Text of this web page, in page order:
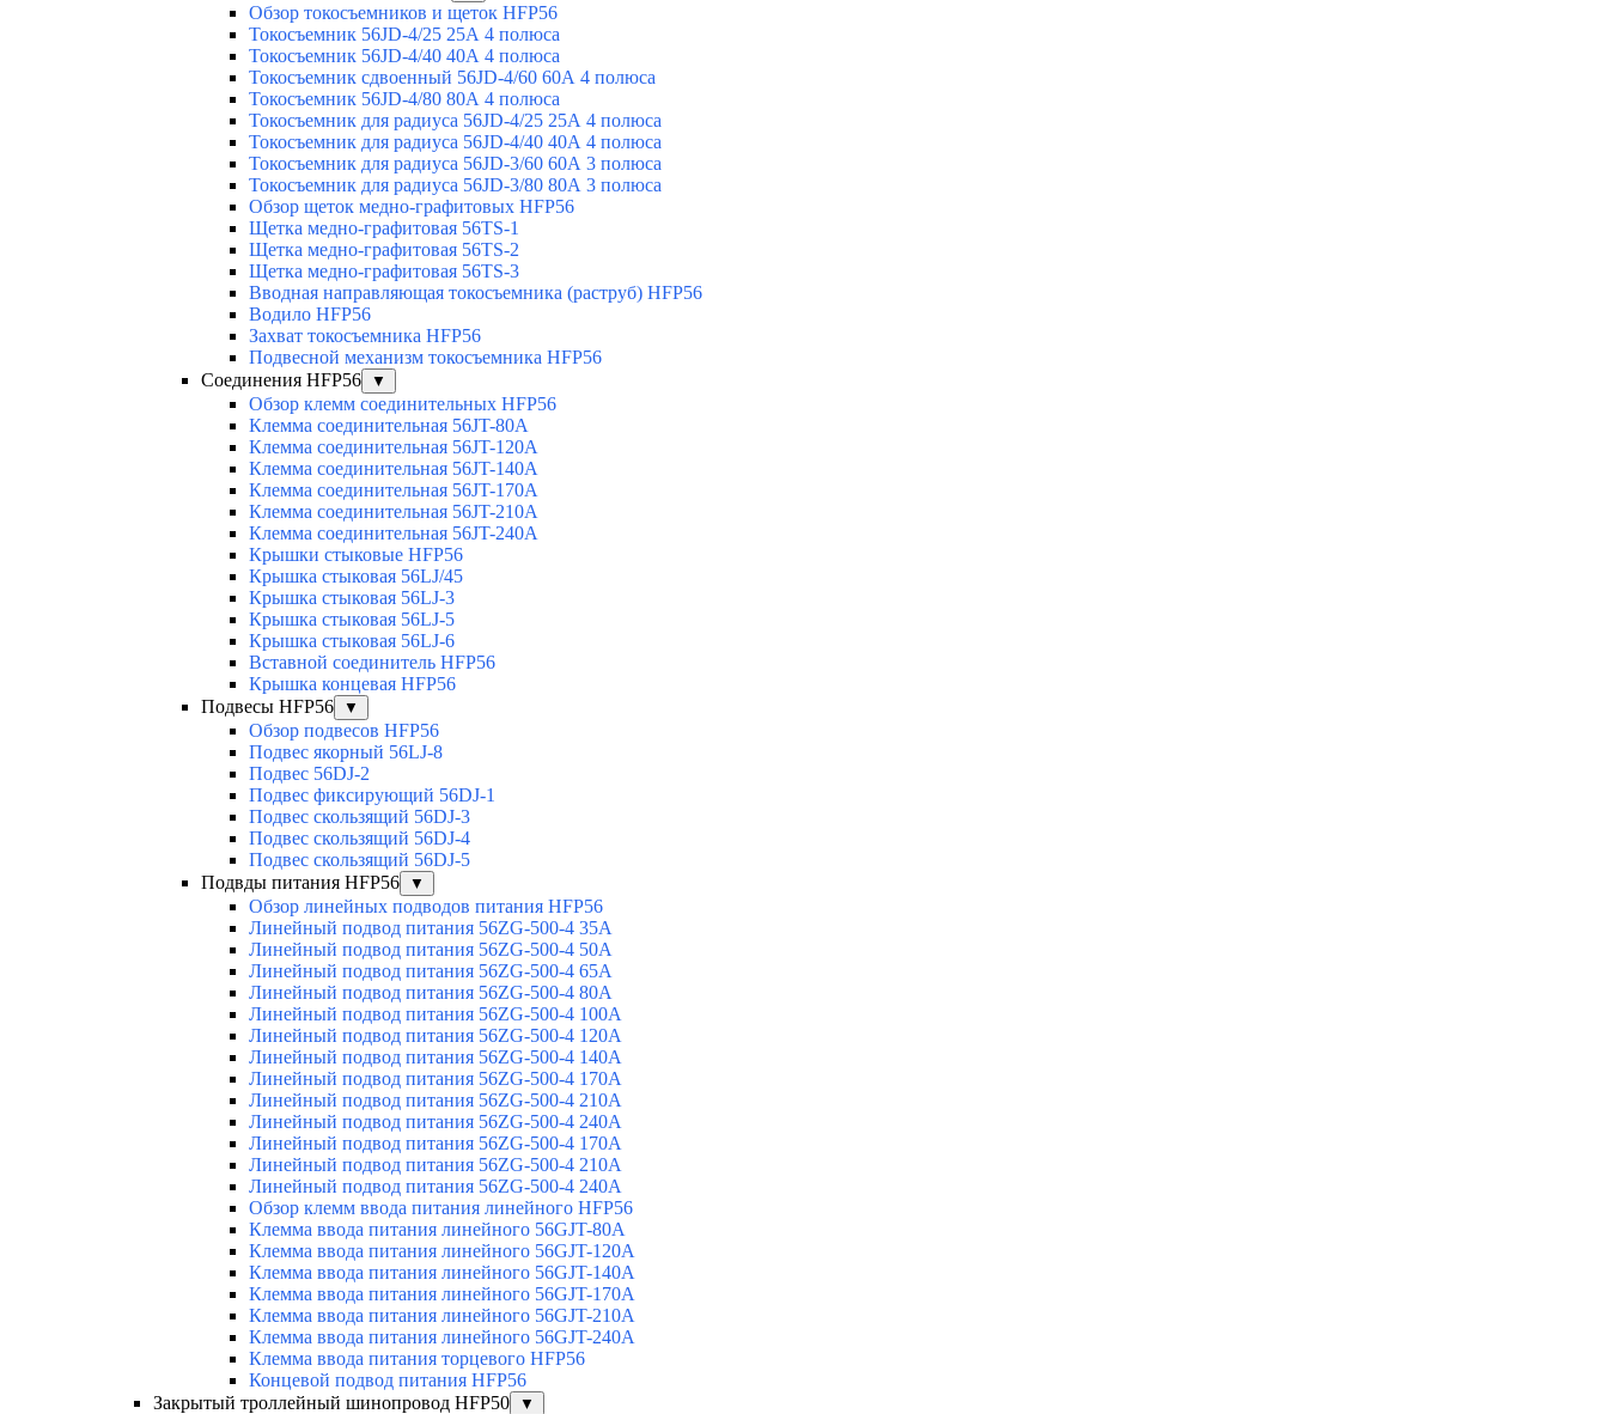
Обзор токосъемников и щеток HFP56
Токосъемник 56JD-4/25 25А 4 полюса
Токосъемник 56JD-4/40 40А 4 полюса
Токосъемник сдвоенный 56JD-4/60 60А 4 полюса
Токосъемник 56JD-4/80 80А 4 полюса
Токосъемник для радиуса 56JD-4/25 25А 4 полюса
Токосъемник для радиуса 56JD-4/40 40А 4 полюса
Токосъемник для радиуса 56JD-3/60 60А 3 полюса
Токосъемник для радиуса 56JD-3/80 80А 3 полюса
Обзор щеток медно-графитовых HFP56
Щетка медно-графитовая 56TS-1
Щетка медно-графитовая 56TS-2
Щетка медно-графитовая 56TS-3
Вводная направляющая токосъемника (раструб) HFP56
Водило HFP56
Захват токосъемника HFP56
Подвесной механизм токосъемника HFP56
Соединения HFP56
▼
Обзор клемм соединительных HFP56
Клемма соединительная 56JT-80A
Клемма соединительная 56JT-120A
Клемма соединительная 56JT-140A
Клемма соединительная 56JT-170A
Клемма соединительная 56JT-210A
Клемма соединительная 56JT-240A
Крышки стыковые HFP56
Крышка стыковая 56LJ/45
Крышка стыковая 56LJ-3
Крышка стыковая 56LJ-5
Крышка стыковая 56LJ-6
Вставной соединитель HFP56
Крышка концевая HFP56
Подвесы HFP56
▼
Обзор подвесов HFP56
Подвес якорный 56LJ-8
Подвес 56DJ-2
Подвес фиксирующий 56DJ-1
Подвес скользящий 56DJ-3
Подвес скользящий 56DJ-4
Подвес скользящий 56DJ-5
Подвды питания HFP56
▼
Обзор линейных подводов питания HFP56
Линейный подвод питания 56ZG-500-4 35A
Линейный подвод питания 56ZG-500-4 50A
Линейный подвод питания 56ZG-500-4 65A
Линейный подвод питания 56ZG-500-4 80A
Линейный подвод питания 56ZG-500-4 100A
Линейный подвод питания 56ZG-500-4 120A
Линейный подвод питания 56ZG-500-4 140A
Линейный подвод питания 56ZG-500-4 170A
Линейный подвод питания 56ZG-500-4 210A
Линейный подвод питания 56ZG-500-4 240A
Линейный подвод питания 56ZG-500-4 170A
Линейный подвод питания 56ZG-500-4 210A
Линейный подвод питания 56ZG-500-4 240A
Обзор клемм ввода питания линейного HFP56
Клемма ввода питания линейного 56GJT-80A
Клемма ввода питания линейного 56GJT-120A
Клемма ввода питания линейного 56GJT-140A
Клемма ввода питания линейного 56GJT-170A
Клемма ввода питания линейного 56GJT-210A
Клемма ввода питания линейного 56GJT-240A
Клемма ввода питания торцевого HFP56
Концевой подвод питания HFP56
Закрытый троллейный шинопровод HFP50
▼